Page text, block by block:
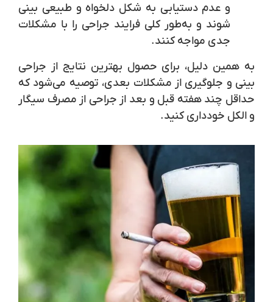
و عدم دستیابی به شکل دلخواه و طبیعی بینی
شوند و به‌طور کلی فرایند جراحی را با مشکلات
جدی مواجه کنند.
به همین دلیل، برای حصول بهترین نتایج از جراحی
بینی و جلوگیری از مشکلات بعدی، توصیه می‌شود که
حداقل چند هفته قبل و بعد از جراحی از مصرف سیگار
و الکل خودداری کنید.